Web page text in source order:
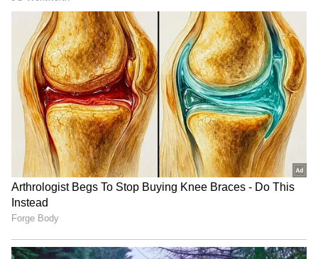
ప్రయోజనం: విటమిన్-సి పుష్కలంగా ఉండటం వల్ల
బిగుతుగా మారి, ముడతలు తగ్గుతాయి. చర్మం రంగు